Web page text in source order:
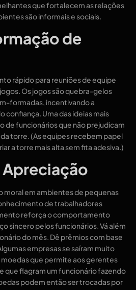
que fortalecem as relações
são informais e sociais.
de
rápido para reuniões de equipe
Os jogos são quebra-gelos
formadas, incentivando a
confiança. Uma das ideias mais
de funcionários que não prejudicam
torre. (As equipes recebem papel
a torre mais alta sem fita adesiva.)
Apreciação
moral em ambientes de pequenas
de trabalhadores
reforça o comportamento
sincero pelos funcionários. Vá além
do mês. Dê prêmios com base
empresas se saíram muito
que permite aos gerentes
que flagram um funcionário fazendo
podem então ser trocadas por